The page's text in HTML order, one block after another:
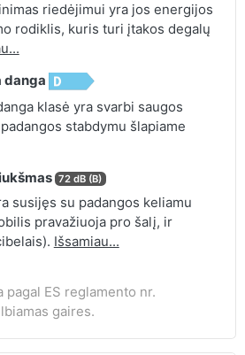
riedėjimui yra jos energijos
rodiklis, kuris turi įtakos degalų
danga
klasė yra svarbi saugos
stabdymu šlapiame
72 dB (B)
susijęs su padangos keliamu
pravažiuoja pro šalį, ir
Išsamiau...
pagal ES reglamento nr.
gaires.